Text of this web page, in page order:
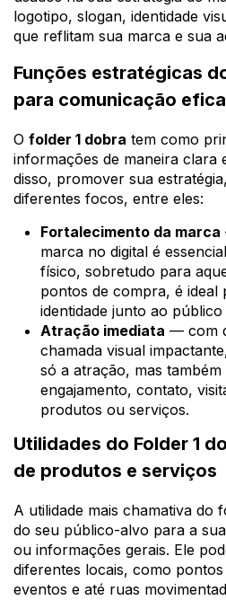
logotipo, slogan, identidade
que reflitam sua marca e sua
Funções estratégicas
para comunicação
O folder 1 dobra tem como
informações de maneira clara
disso, promover sua
diferentes focos, entre eles:
Fortalecimento da marca
marca no digital é
físico, sobretudo para
pontos de compra, é
identidade junto ao
Atração imediata — com
chamada visual
só a atração, mas
engajamento, contato,
produtos ou serviços.
Utilidades do Folder 1
de produtos e serviços
A utilidade mais chamativa do
do seu público-alvo para a
ou informações gerais. Ele
diferentes locais, como
eventos e até ruas